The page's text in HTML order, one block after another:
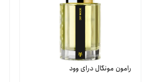
رامون مونگال درای وود